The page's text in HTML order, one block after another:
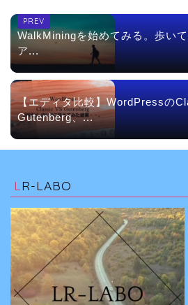
WalkMiningを始めてみる。歩い
ア...
【エディタ比較】WordPressの
Gutenberg、...
LR-LABO